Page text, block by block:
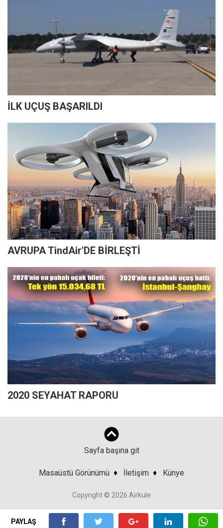
PAYLAŞ
İLK UÇUŞ BAŞARILDI
AVRUPA TindAir'DE BİRLEŞTİ
2020 SEYAHAT RAPORU
Sayfa başına git
Masaüstü Görünümü ♦ İletişim ♦ Künye
Copyright © 2026 Airkule